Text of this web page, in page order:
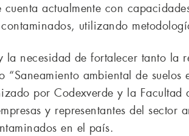
actualmente con
utilizando
la necesidad de fortalecer tanto la
“Saneamiento ambiental de
por Codexverde y la
y representantes del
en el país.